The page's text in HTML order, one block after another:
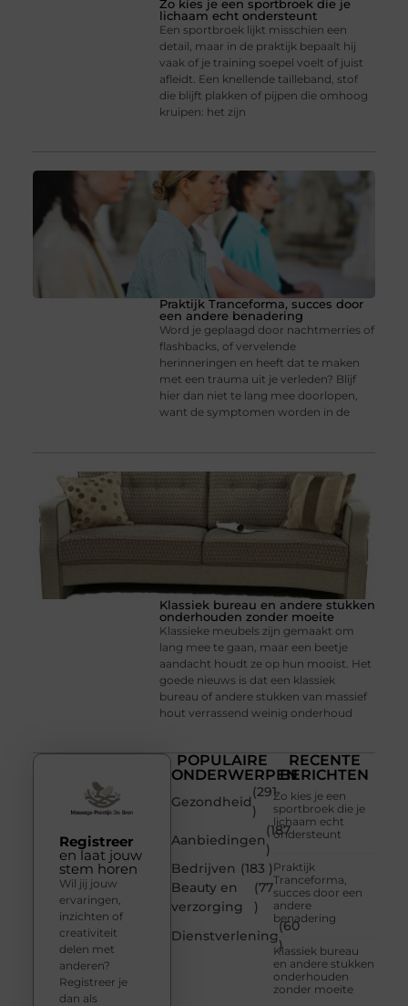
Zo kies je een sportbroek die je
lichaam echt ondersteunt
Een sportbroek lijkt misschien een
detail, maar in de praktijk bepaalt hij
vaak of je training soepel voelt of juist
afleidt. Een knellende tailleband, stof
die blijft plakken of pijpen die omhoog
kruipen: het zijn
Praktijk Tranceforma, succes door
een andere benadering
Word je geplaagd door nachtmerries of
flashbacks, of vervelende
herinneringen en heeft dat te maken
met een trauma uit je verleden? Blijf
hier dan niet te lang mee doorlopen,
want de symptomen worden in de
Klassiek bureau en andere stukken
onderhouden zonder moeite
Klassieke meubels zijn gemaakt om
lang mee te gaan, maar een beetje
aandacht houdt ze op hun mooist. Het
goede nieuws is dat een klassiek
bureau of andere stukken van massief
hout verrassend weinig onderhoud
POPULAIRE
ONDERWERPEN
Gezondheid
(291
)
Aanbiedingen
(187
)
Bedrijven (183 )
Beauty en
verzorging
(77
)
Dienstverlening
(60
)
RECENTE
BERICHTEN
Zo kies je een
sportbroek die je
lichaam echt
ondersteunt
Praktijk
Tranceforma,
succes door een
andere
benadering
Klassiek bureau
en andere stukken
onderhouden
zonder moeite
Registreer
en laat jouw
stem horen
Wil jij jouw
ervaringen,
inzichten of
creativiteit
delen met
anderen?
Registreer je
dan als